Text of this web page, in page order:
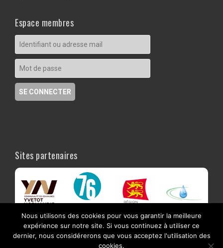
Espace membres
Sites partenaires
Nous utilisons des cookies pour vous garantir la meilleure
expérience sur notre site. Si vous continuez à utiliser ce
dernier, nous considérerons que vous acceptez l'utilisation des
cookies.